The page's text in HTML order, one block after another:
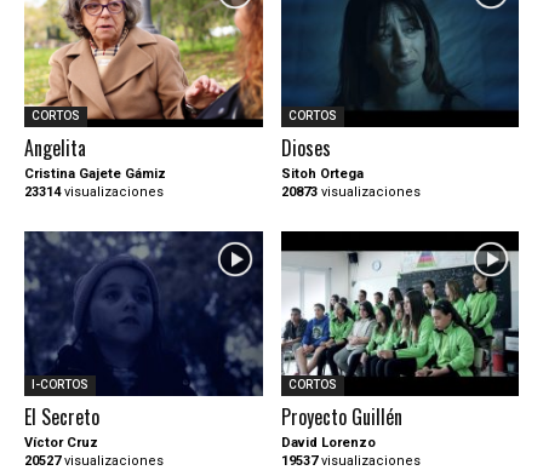
CORTOS
Angelita
Cristina Gajete Gámiz
23314visualizaciones
CORTOS
Dioses
Sitoh Ortega
20873visualizaciones
I-CORTOS
El Secreto
Víctor Cruz
20527visualizaciones
CORTOS
Proyecto Guillén
David Lorenzo
19537visualizaciones